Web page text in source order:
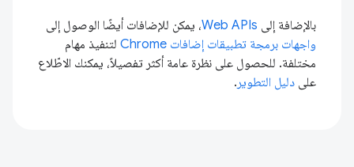
بالإضافة إلى Web APIs، يمكن للإضافات أيضًا الوصول إلى
واجهات برمجة تطبيقات إضافات Chrome
لتنفيذ مهام
مختلفة. للحصول على نظرة عامة أكثر تفصيلاً، يمكنك الاطّلاع
على دليل التطوير .